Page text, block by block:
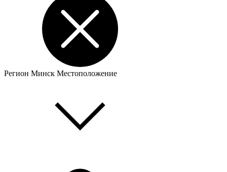
Регион Минск Местоположение